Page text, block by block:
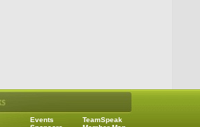
Events
TeamSpeak